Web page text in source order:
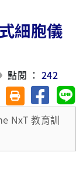
細胞儀
點閱 ：242
友善列印(另開視
分享至
NxT 教育訓